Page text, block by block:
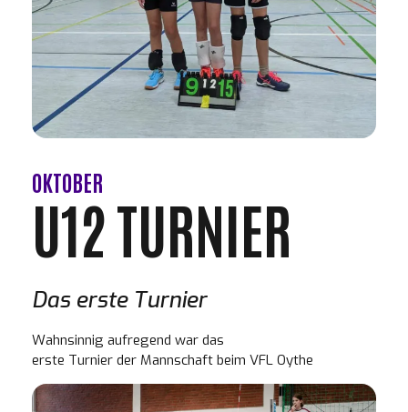
OKTOBER
U12 TURNIER
Das erste Turnier
Wahnsinnig aufregend war das
erste Turnier der Mannschaft beim VFL Oythe